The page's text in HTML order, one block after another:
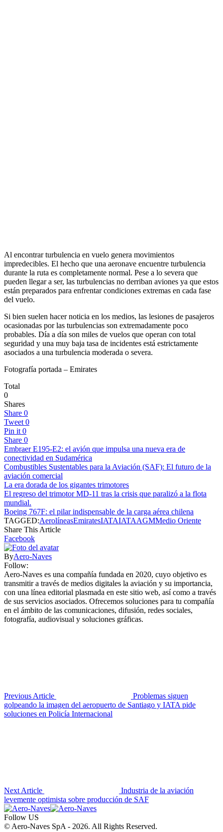
Al encontrar turbulencia en vuelo genera movimientos
impredecibles. El hecho que una aeronave encuentre turbulencia
durante la ruta es completamente normal. Pese a lo severa que
pueden llegar a ser, las turbulencias no derriban aviones ya que estos
están preparados para enfrentar condiciones extremas en cada fase
del vuelo.
Si bien suelen hacer noticia en los medios, las lesiones de pasajeros
ocasionadas por las turbulencias son extremadamente poco
probables. Día a día son miles de vuelos que operan con total
seguridad y una muy baja tasa de incidentes está estrictamente
asociados a una turbulencia moderada o severa.
Fotografía portada – Emirates
Total
0
Shares
Share 0
Tweet 0
Pin it 0
Share 0
Embraer E195-E2: el avión que impulsa una nueva era de
conectividad en Sudamérica
Combustibles Sustentables para la Aviación (SAF): El futuro de la
aviación comercial
La era dorada de los gigantes trimotores
El regreso del trimotor MD-11 tras la crisis que paralizó a la flota
mundial.
Boeing 767F: el pilar indispensable de la carga aérea chilena
TAGGED:AerolíneasEmiratesIATAIATAAGMMedio Oriente
Share This Article
Facebook
ByAero-Naves
Follow:
Aero-Naves es una compañía fundada en 2020, cuyo objetivo es
transmitir a través de medios digitales la aviación y su importancia,
con una línea editorial plasmada en este sitio web, así como a través
de sus servicios asociados. Ofrecemos soluciones para tu compañía
en el ámbito de las comunicaciones, difusión, redes sociales,
fotografía, audiovisual y soluciones gráficas.
Previous Article
Problemas siguen
golpeando la imagen del aeropuerto de Santiago y IATA pide
soluciones en Policía Internacional
Next Article
Industria de la aviación
levemente optimista sobre producción de SAF
Follow US
© Aero-Naves SpA - 2026. All Rights Reserved.